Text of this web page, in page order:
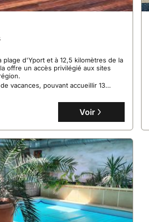
Pêcheur Rénovée Face à La
6 couchages, une cuisine
moderne, parfaite pour une
avec jardin et terrasse.
Voir
plage d'Yport et à 12,5 kilomètres de la
offre un accès privilégié aux sites
vacances, pouvant accueillir 13
piscine privée, d'une connexion Wi-
privé pour un séjour confortable.
Voir